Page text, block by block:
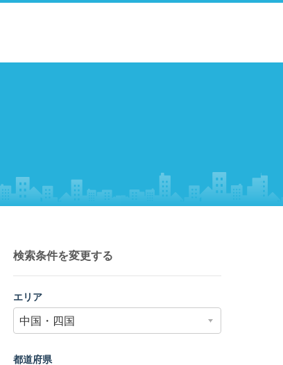
検索条件を変更する
エリア
都道府県